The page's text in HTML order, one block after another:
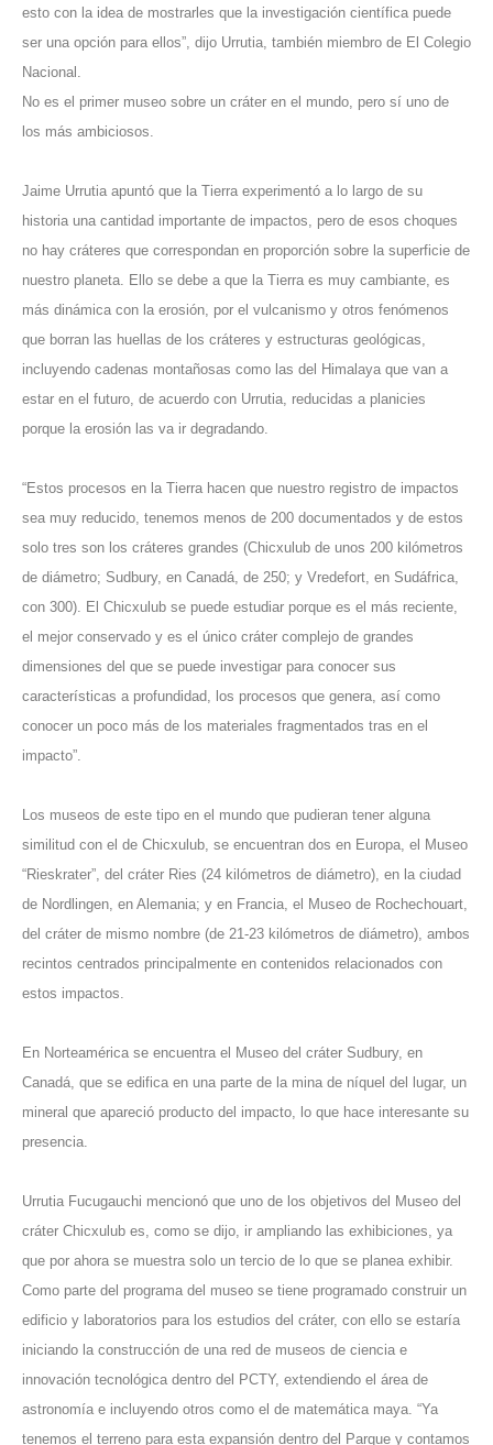
esto con la idea de mostrarles que la investigación científica puede
ser una opción para ellos”, dijo Urrutia, también miembro de El Colegio
Nacional.
No es el primer museo sobre un cráter en el mundo, pero sí uno de
los más ambiciosos.
Jaime Urrutia apuntó que la Tierra experimentó a lo largo de su
historia una cantidad importante de impactos, pero de esos choques
no hay cráteres que correspondan en proporción sobre la superficie de
nuestro planeta. Ello se debe a que la Tierra es muy cambiante, es
más dinámica con la erosión, por el vulcanismo y otros fenómenos
que borran las huellas de los cráteres y estructuras geológicas,
incluyendo cadenas montañosas como las del Himalaya que van a
estar en el futuro, de acuerdo con Urrutia, reducidas a planicies
porque la erosión las va ir degradando.
“Estos procesos en la Tierra hacen que nuestro registro de impactos
sea muy reducido, tenemos menos de 200 documentados y de estos
solo tres son los cráteres grandes (Chicxulub de unos 200 kilómetros
de diámetro; Sudbury, en Canadá, de 250; y Vredefort, en Sudáfrica,
con 300). El Chicxulub se puede estudiar porque es el más reciente,
el mejor conservado y es el único cráter complejo de grandes
dimensiones del que se puede investigar para conocer sus
características a profundidad, los procesos que genera, así como
conocer un poco más de los materiales fragmentados tras en el
impacto”.
Los museos de este tipo en el mundo que pudieran tener alguna
similitud con el de Chicxulub, se encuentran dos en Europa, el Museo
“Rieskrater”, del cráter Ries (24 kilómetros de diámetro), en la ciudad
de Nordlingen, en Alemania; y en Francia, el Museo de Rochechouart,
del cráter de mismo nombre (de 21-23 kilómetros de diámetro), ambos
recintos centrados principalmente en contenidos relacionados con
estos impactos.
En Norteamérica se encuentra el Museo del cráter Sudbury, en
Canadá, que se edifica en una parte de la mina de níquel del lugar, un
mineral que apareció producto del impacto, lo que hace interesante su
presencia.
Urrutia Fucugauchi mencionó que uno de los objetivos del Museo del
cráter Chicxulub es, como se dijo, ir ampliando las exhibiciones, ya
que por ahora se muestra solo un tercio de lo que se planea exhibir.
Como parte del programa del museo se tiene programado construir un
edificio y laboratorios para los estudios del cráter, con ello se estaría
iniciando la construcción de una red de museos de ciencia e
innovación tecnológica dentro del PCTY, extendiendo el área de
astronomía e incluyendo otros como el de matemática maya. “Ya
tenemos el terreno para esta expansión dentro del Parque y contamos